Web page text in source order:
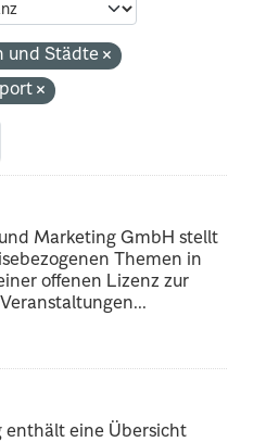
und Städte
Marketing GmbH stellt
Themen in
offenen Lizenz zur
enthält eine Übersicht